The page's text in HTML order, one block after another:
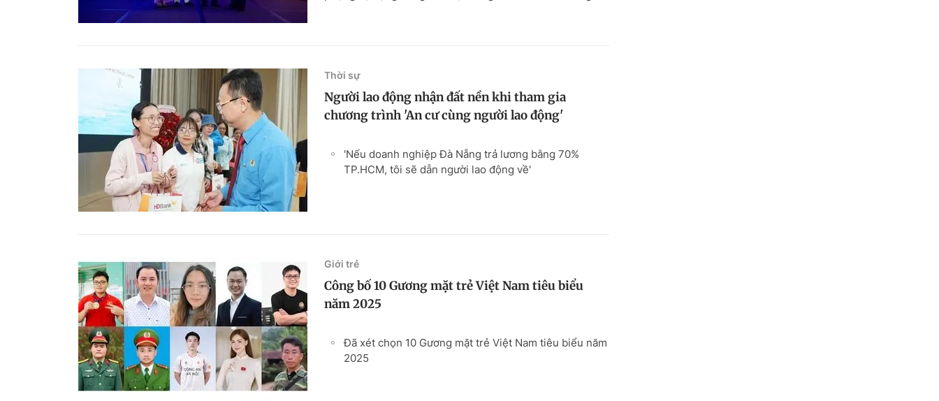
Thời sự
Người lao động nhận đất nền khi tham gia
chương trình 'An cư cùng người lao động'
'Nếu doanh nghiệp Đà Nẵng trả lương bằng 70%
TP.HCM, tôi sẽ dẫn người lao động về'
Giới trẻ
Công bố 10 Gương mặt trẻ Việt Nam tiêu biểu
năm 2025
Đã xét chọn 10 Gương mặt trẻ Việt Nam tiêu biểu năm
2025